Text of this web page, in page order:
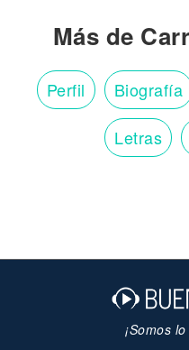
Más de
Perfil Biografía
Letras
¡Somos